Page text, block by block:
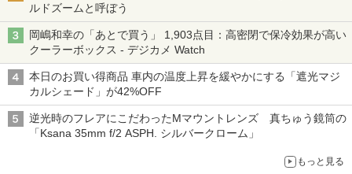
ルドズームと呼ぼう
岡嶋和幸の「あとで買う」 1,903点目：高密閉で保冷効果が高い
クーラーボックス - デジカメ Watch
本日のお買い得商品 車内の温度上昇を緩やかにする「遮光マジ
カルシェード」が42%OFF
逆光時のフレアにこだわったMマウントレンズ 真ちゅう鏡筒の
「Ksana 35mm f/2 ASPH. シルバークローム」
もっと見る